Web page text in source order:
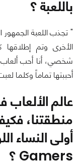
باللعبة ؟
" تجذب اللعبة
الأخرى وتم
أحببتها تماماً وكلما
عالم
منطقتنا،
Gamers ؟